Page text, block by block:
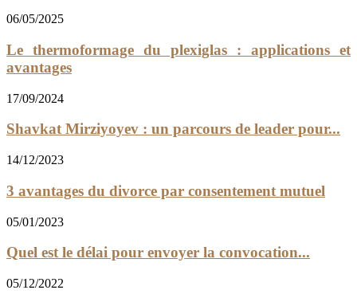
06/05/2025
Le thermoformage du plexiglas : applications et
avantages
17/09/2024
Shavkat Mirziyoyev : un parcours de leader pour...
14/12/2023
3 avantages du divorce par consentement mutuel
05/01/2023
Quel est le délai pour envoyer la convocation...
05/12/2022